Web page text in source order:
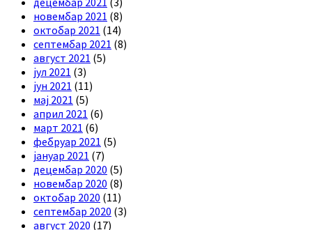
новембар 2021 (8)
октобар 2021 (14)
септембар 2021 (8)
август 2021 (5)
јул 2021 (3)
јун 2021 (11)
мај 2021 (5)
април 2021 (6)
март 2021 (6)
фебруар 2021 (5)
јануар 2021 (7)
децембар 2020 (5)
новембар 2020 (8)
октобар 2020 (11)
септембар 2020 (3)
август 2020 (17)